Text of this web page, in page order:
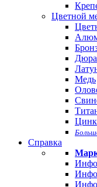
Цветной
Медь
Цинк
Справка